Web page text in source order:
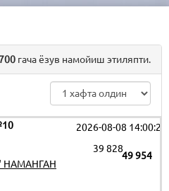
гача ёзув намойиш этиляпти.
2026-08-08 14:00:29
49 954
39 828
НАМАНГАН